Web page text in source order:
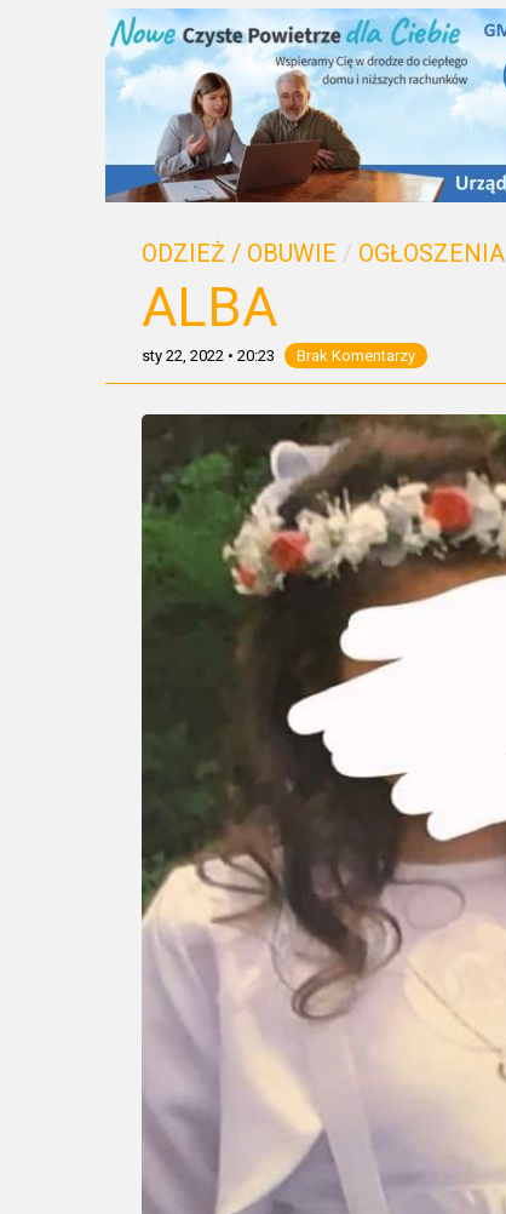
ODZIEŻ / OBUWIE / OGŁOSZENIA
ALBA
sty 22, 2022 • 20:23 Brak Komentarzy